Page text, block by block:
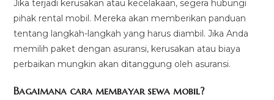
Jika terjadi kerusakan atau kecelakaan, segera hubungi
pihak rental mobil. Mereka akan memberikan panduan
tentang langkah-langkah yang harus diambil. Jika Anda
memilih paket dengan asuransi, kerusakan atau biaya
perbaikan mungkin akan ditanggung oleh asuransi.
Bagaimana cara membayar sewa mobil?